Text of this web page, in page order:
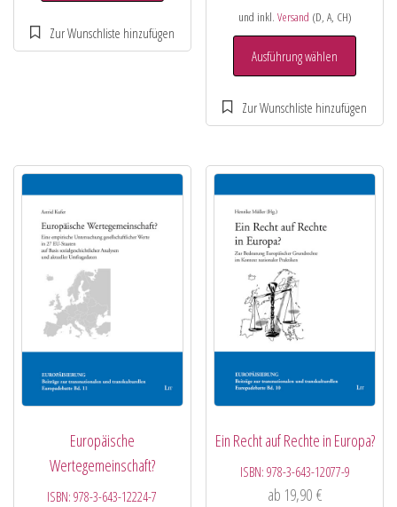
und inkl. Versand (D, A, CH)
Ausführung wählen
Europäische
Wertegemeinschaft?
ISBN:978-3-643-12224-7
Ein Recht auf Rechte in Europa?
ISBN: 978-3-643-12077-9
ab 19,90 €